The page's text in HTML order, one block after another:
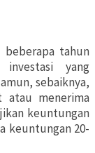
tahun
yang
sebaiknya,
atau menerima
keuntungan
keuntungan 20-